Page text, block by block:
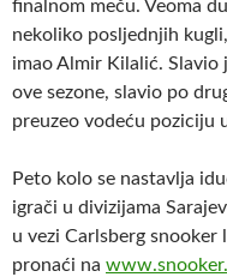
finalnom meču. Veoma
nekoliko posljednjih
imao Almir Kilalić. Slavio
ove sezone, slavio po
preuzeo vodeću poziciju
Peto kolo se nastavlja
igrači u divizijama
u vezi Carlsberg snooker
pronaći na